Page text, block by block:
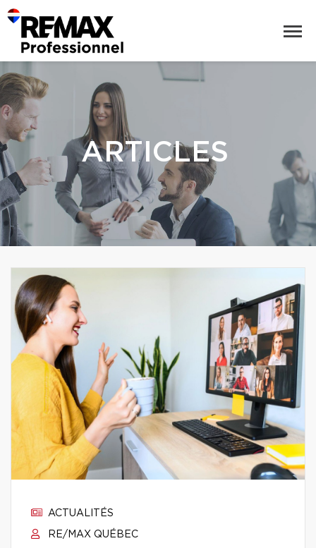
ARTICLES
ACTUALITÉS
RE/MAX QUÉBEC